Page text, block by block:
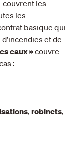
couvrent les
les
basique qui
et de
eaux »couvre
:
, robinets,